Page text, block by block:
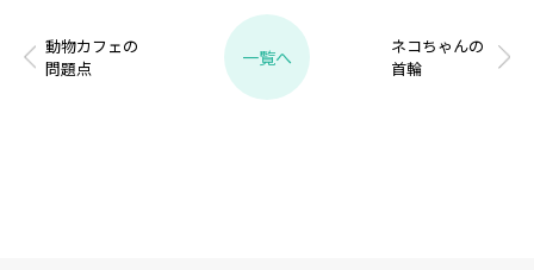
動物カフェの
問題点
一覧へ
ネコちゃんの
首輪